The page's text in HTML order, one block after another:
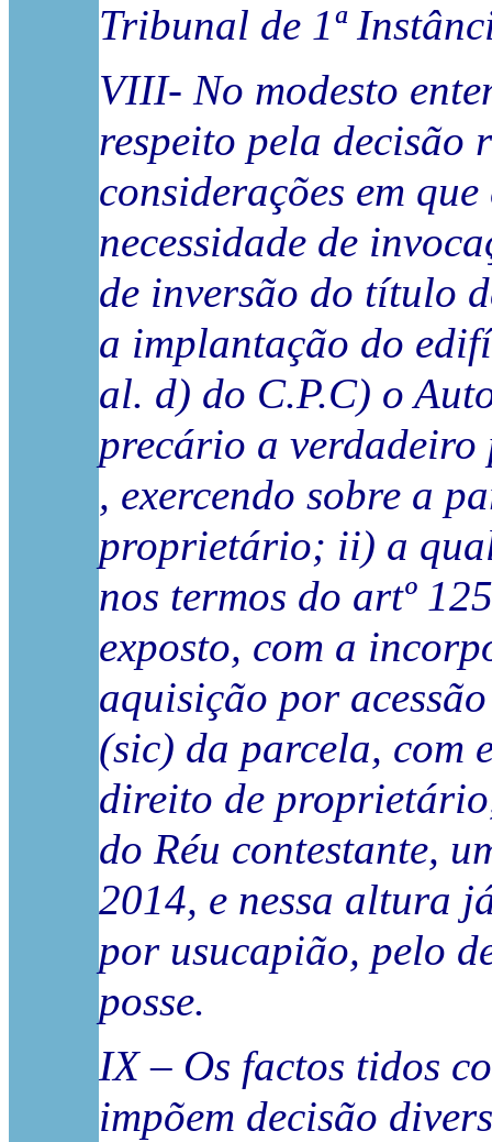
Tribunal de 1ª
VIII- No modesto
respeito pela decisão
considerações em
necessidade de
de inversão do título
a implantação do
al. d) do C.P.C) o
precário a verdadeiro
, exercendo sobre a
proprietário; ii) a
nos termos do artº
exposto, com a
aquisição por
(sic) da parcela, com
direito de
do Réu contestante,
2014, e nessa altura
por usucapião, pelo
posse.
IX – Os factos tidos
impõem decisão